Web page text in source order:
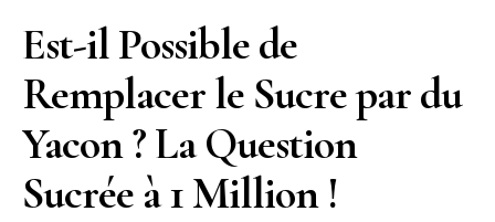
Est-il Possible de
Remplacer le Sucre par du
Yacon ? La Question
Sucrée à 1 Million !